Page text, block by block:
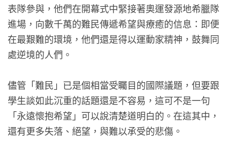
表隊參與，他們在開幕式中緊接著奧運發源地希臘隊
進場，向數千萬的難民傳遞希望與療癒的信息：即便
在最艱難的環境，他們還是得以運動家精神，鼓舞同
處逆境的人們。
儘管「難民」已是個相當受矚目的國際議題，但要跟
學生談如此沉重的話題還是不容易，這可不是一句
「永遠懷抱希望」可以說清楚道明白的。在這其中，
還有更多失落、絕望，與難以承受的悲傷。